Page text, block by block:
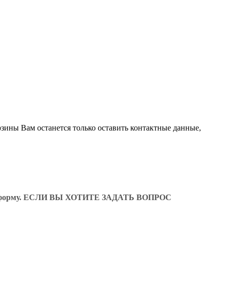
Вам останется только оставить контактные данные,
форму. ЕСЛИ ВЫ ХОТИТЕ ЗАДАТЬ ВОПРОС